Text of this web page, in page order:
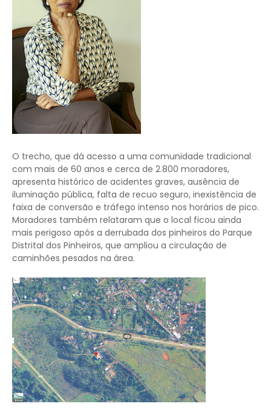
O trecho, que dá acesso a uma comunidade tradicional
com mais de 60 anos e cerca de 2.800 moradores,
apresenta histórico de acidentes graves, ausência de
iluminação pública, falta de recuo seguro, inexistência de
faixa de conversão e tráfego intenso nos horários de pico.
Moradores também relataram que o local ficou ainda
mais perigoso após a derrubada dos pinheiros do Parque
Distrital dos Pinheiros, que ampliou a circulação de
caminhões pesados na área.